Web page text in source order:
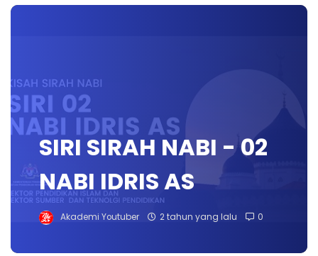
SIRI SIRAH NABI - 02
NABI IDRIS AS
Akademi Youtuber 2 tahun yang lalu 0